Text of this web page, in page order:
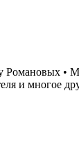
•
и многое